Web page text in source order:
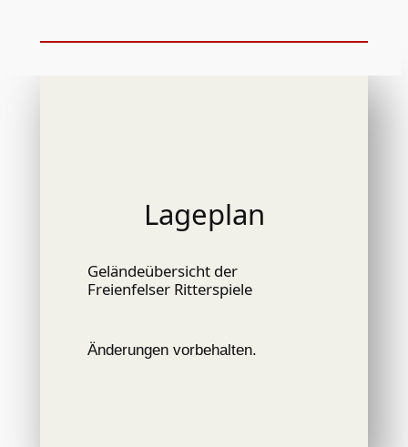
Lageplan
Geländeübersicht der
Freienfelser Ritterspiele
Änderungen vorbehalten.